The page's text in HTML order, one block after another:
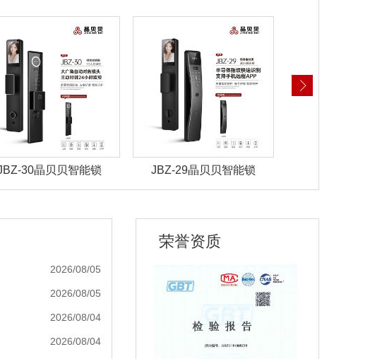
30晶贝贝智能锁 JBZ-29晶贝贝智能锁
2026/08/05
2026/08/05
2026/08/04
2026/08/04
荣誉资质